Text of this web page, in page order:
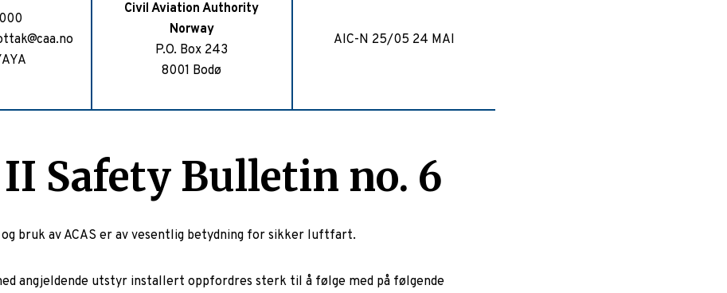
Civil Aviation Authority
Norway
P.O. Box 243
8001 Bodø
AIC-N 25/05 24 MAI
II Safety Bulletin no. 6
bruk av ACAS er av vesentlig betydning for sikker luftfart.
angjeldende utstyr installert oppfordres sterk til å følge med på følgende